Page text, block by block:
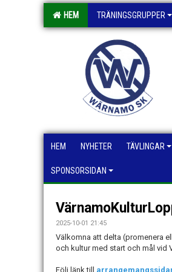
HEM TRÄNINGSGRUPPER
HEM NYHETER TÄVLINGAR
SPONSORSIDAN
2025-10-01 21:45
Välkomna att delta (promenera
och kultur med start och mål vid
Följ länk till